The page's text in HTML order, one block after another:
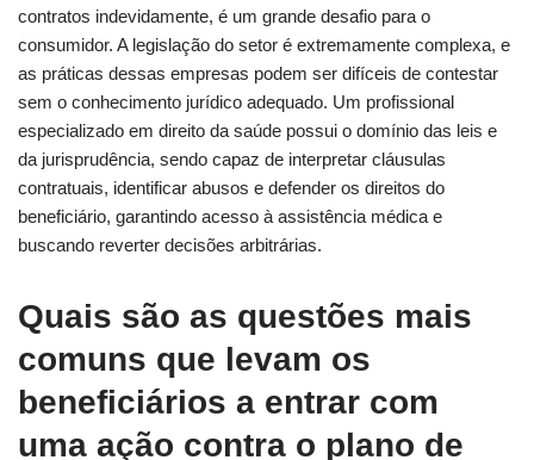
contratos indevidamente, é um grande desafio para o
consumidor. A legislação do setor é extremamente complexa, e
as práticas dessas empresas podem ser difíceis de contestar
sem o conhecimento jurídico adequado. Um profissional
especializado em direito da saúde possui o domínio das leis e
da jurisprudência, sendo capaz de interpretar cláusulas
contratuais, identificar abusos e defender os direitos do
beneficiário, garantindo acesso à assistência médica e
buscando reverter decisões arbitrárias.
Quais são as questões mais
comuns que levam os
beneficiários a entrar com
uma ação contra o plano de